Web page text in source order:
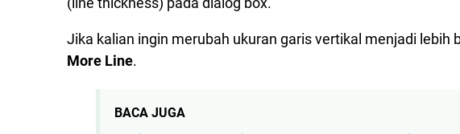
Jika kalian ingin merubah ukuran garis vertikal menjadi lebih
More Line.
BACA JUGA